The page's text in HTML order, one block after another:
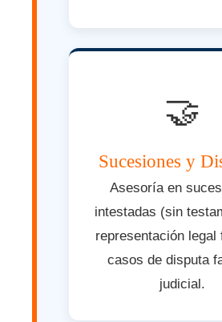
🤝
Sucesiones y
Asesoría en
intestadas (sin
representación legal
casos de disputa
judicial.